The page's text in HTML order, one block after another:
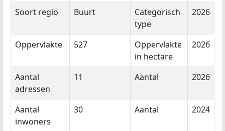
Soort regio Buurt
Categorisch
type
2026
Oppervlakte 527
Oppervlakte
in hectare
2026
Aantal
adressen
11 Aantal 2026
Aantal
inwoners
30 Aantal 2024